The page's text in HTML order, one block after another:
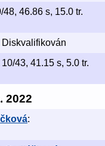
48, 46.86 s, 15.0 tr.
Diskvalifikován
10/43, 41.15 s, 5.0 tr.
2022
: